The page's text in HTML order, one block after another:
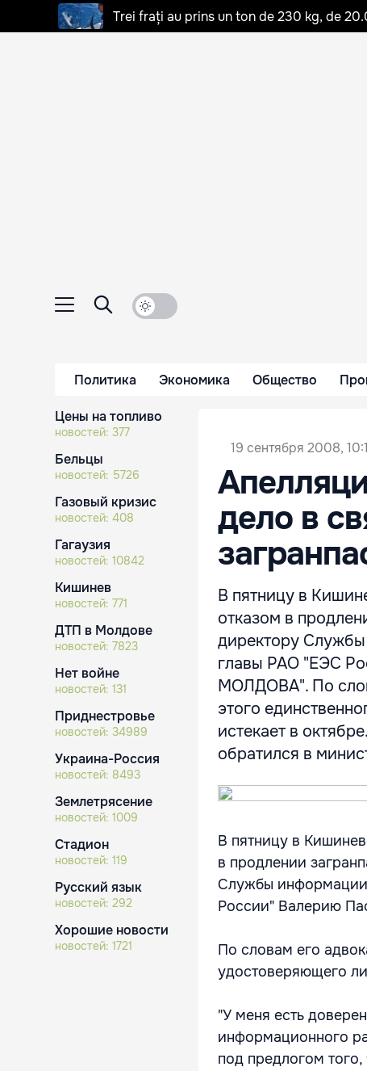
Trei frați au prins un ton de 230 kg, de
Политика Экономика Общество
Цены на топливо
новостей: 377
Бельцы
новостей: 5726
Газовый кризис
новостей: 408
Гагаузия
новостей: 10842
Кишинев
новостей: 771
ДТП в Молдове
новостей: 7823
Нет войне
новостей: 131
Приднестровье
новостей: 34989
Украина-Россия
новостей: 8493
Землетрясение
новостей: 1009
Стадион
новостей: 119
Русский язык
новостей: 292
Хорошие новости
новостей: 1721
19 сентября 2008,
дело в
В пятницу в
отказом в
директору
главы РАО "ЕЭС
МОЛДОВА". По
этого
истекает в
обратился в
В пятницу в
в продлении
Службы информации
России" Валерию
По словам его
удостоверяющего
"У меня есть
информационного
под предлогом того,